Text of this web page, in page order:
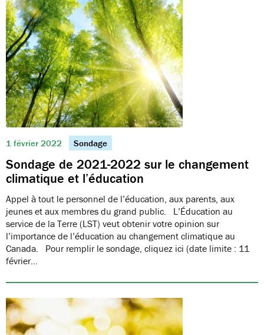
1 février 2022 Sondage
Sondage de 2021-2022 sur le changement
climatique et l’éducation
Appel à tout le personnel de l’éducation, aux parents, aux
jeunes et aux membres du grand public. L’Éducation au
service de la Terre (LST) veut obtenir votre opinion sur
l’importance de l’éducation au changement climatique au
Canada. Pour remplir le sondage, cliquez ici (date limite : 11
février…